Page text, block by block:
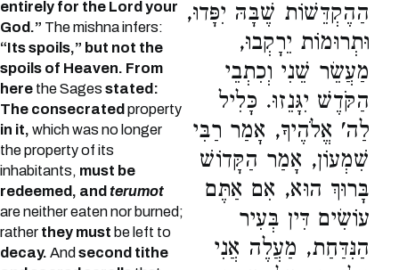
entirely for the Lord your
God.” The mishna infers:
“Its spoils,” but not the
spoils of Heaven. From
here the Sagesstated:
The consecrated property
in it, which was no longer
the property of its
inhabitants, must be
redeemed, and terumot
are neither eaten nor burned;
rather they must be left to
decay. And second tithe
הַהֶקְדֵּשׁוֹת שֶׁבָּהּ יִפָּדוּ,
וּתְרוּמוֹת יֵרָקְבוּ,
מַעֲשֵׂר שֵׁנִי וְכִתְבֵי
הַקֹּדֶשׁ יִגָּנֵזוּ. כָּלִיל
לַה' אֱלֹהֶיךָ, אָמַר רַבִּי
שִׁמְעוֹן, אָמַר הַקָּדוֹשׁ
בָּרוּךְ הוּא, אִם אַתֶּם
עוֹשִׂים דִּין בְּעִיר
הַנִּדַּחַת, מַעֲלֶה אֲנִי